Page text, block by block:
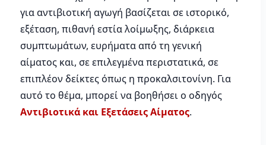
για αντιβιοτική αγωγή βασίζεται σε ιστορικό,
εξέταση, πιθανή εστία λοίμωξης, διάρκεια
συμπτωμάτων, ευρήματα από τη γενική
αίματος και, σε επιλεγμένα περιστατικά, σε
επιπλέον δείκτες όπως η προκαλσιτονίνη. Για
αυτό το θέμα, μπορεί να βοηθήσει ο οδηγός
Αντιβιοτικά και Εξετάσεις Αίματος.